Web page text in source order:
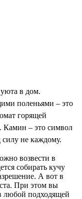
в дом.
поленьями – это
горящей
Камин – это символ
силу не каждому.
возвести в
собирать кучу
А вот в
При этом вы
любой подходящей